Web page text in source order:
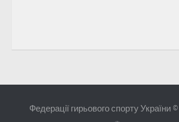
Федерації гирьового спорту України